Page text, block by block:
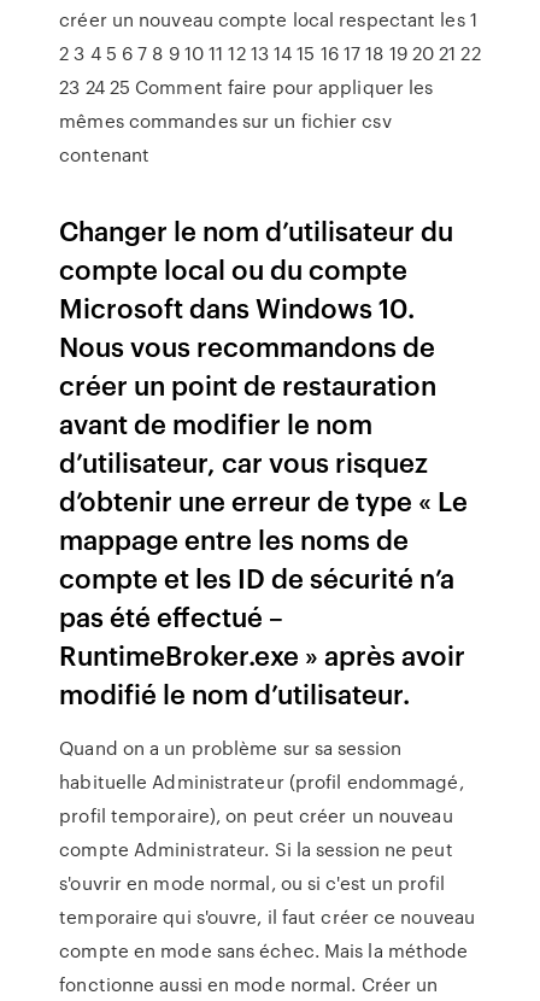
créer un nouveau compte local respectant les 1
2 3 4 5 6 7 8 9 10 11 12 13 14 15 16 17 18 19 20 21 22
23 24 25 Comment faire pour appliquer les
mêmes commandes sur un fichier csv
contenant
Changer le nom d’utilisateur du
compte local ou du compte
Microsoft dans Windows 10.
Nous vous recommandons de
créer un point de restauration
avant de modifier le nom
d’utilisateur, car vous risquez
d’obtenir une erreur de type « Le
mappage entre les noms de
compte et les ID de sécurité n’a
pas été effectué –
RuntimeBroker.exe » après avoir
modifié le nom d’utilisateur.
Quand on a un problème sur sa session
habituelle Administrateur (profil endommagé,
profil temporaire), on peut créer un nouveau
compte Administrateur. Si la session ne peut
s'ouvrir en mode normal, ou si c'est un profil
temporaire qui s'ouvre, il faut créer ce nouveau
compte en mode sans échec. Mais la méthode
fonctionne aussi en mode normal. Créer un